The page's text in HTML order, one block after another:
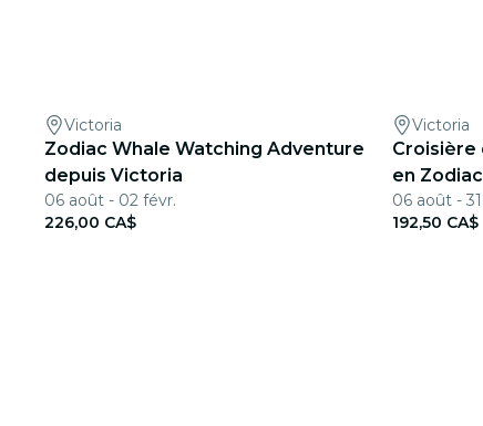
Victoria
Zodiac Whale Watching Adventure
depuis Victoria
06 août - 02 févr.
226,00 CA$
Victoria
Croisière
en
06 août -
192,50 CA$